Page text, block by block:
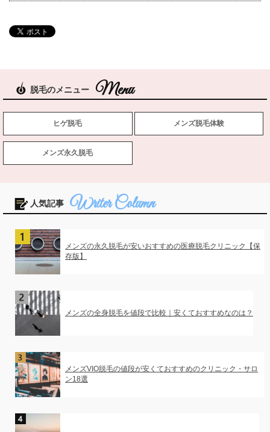
脱毛のメニュー
ヒゲ脱毛 メンズ脱毛体験
メンズ永久脱毛
人気記事
メンズの永久脱毛が安いおすすめの医療脱毛クリニック【保
存版】
メンズの全身脱毛を値段で比較｜安くておすすめなのは？
メンズVIO脱毛の値段が安くておすすめのクリニック・サロ
ン18選